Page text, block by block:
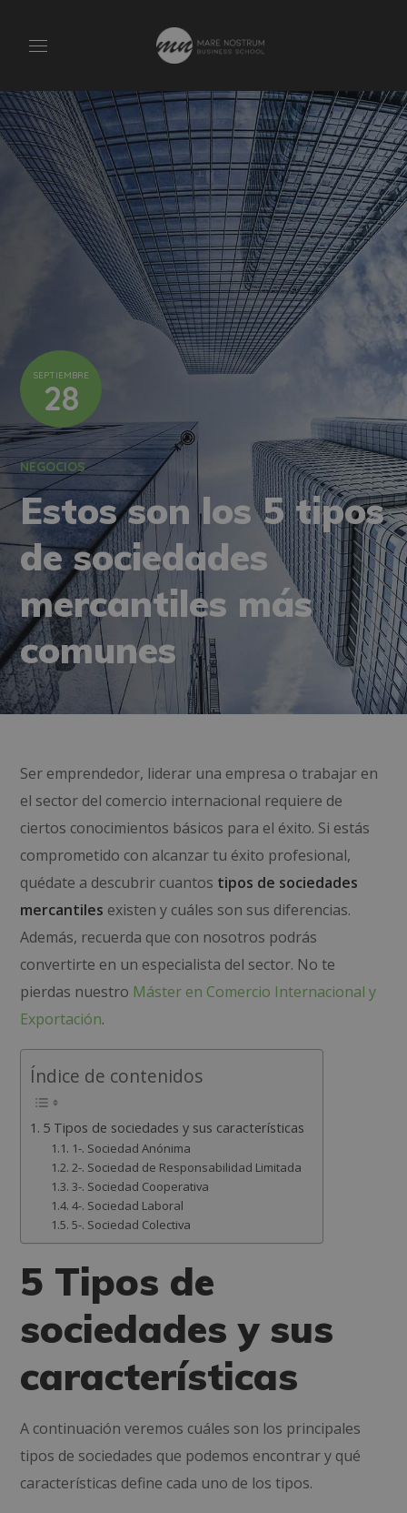
SEPTIEMBRE
28
NEGOCIOS
Estos son los 5 tipos
de sociedades
mercantiles más
comunes
Ser emprendedor, liderar una empresa o trabajar en
el sector del comercio internacional requiere de
ciertos conocimientos básicos para el éxito. Si estás
comprometido con alcanzar tu éxito profesional,
quédate a descubrir cuantos tipos de sociedades
mercantiles existen y cuáles son sus diferencias.
Además, recuerda que con nosotros podrás
convertirte en un especialista del sector. No te
pierdas nuestro Máster en Comercio Internacional y
Exportación.
Índice de contenidos
5 Tipos de sociedades y sus características
1-. Sociedad Anónima
2-. Sociedad de Responsabilidad Limitada
3-. Sociedad Cooperativa
4-. Sociedad Laboral
5-. Sociedad Colectiva
5 Tipos de
sociedades y sus
características
A continuación veremos cuáles son los principales
tipos de sociedades que podemos encontrar y qué
características define cada uno de los tipos.